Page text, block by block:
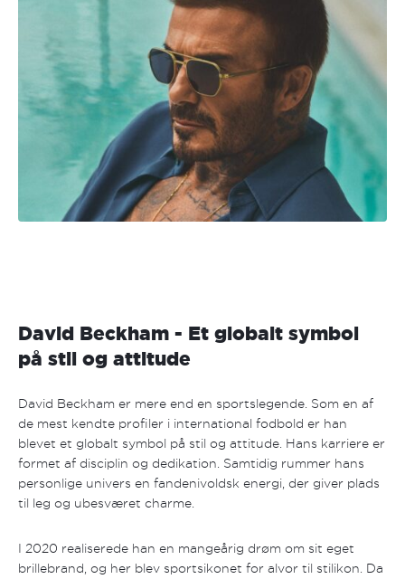
David Beckham - Et globalt symbol
på stil og attitude
David Beckham er mere end en sportslegende. Som en af
de mest kendte profiler i international fodbold er han
blevet et globalt symbol på stil og attitude. Hans karriere er
formet af disciplin og dedikation. Samtidig rummer hans
personlige univers en fandenivoldsk energi, der giver plads
til leg og ubesværet charme.
I 2020 realiserede han en mangeårig drøm om sit eget
brillebrand, og her blev sportsikonet for alvor til stilikon. Da